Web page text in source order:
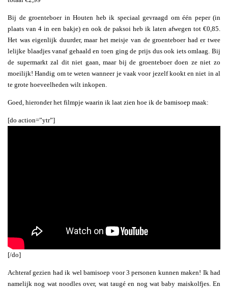
Bij de groenteboer in Houten heb ik speciaal gevraagd om één peper (in
plaats van 4 in een bakje) en ook de paksoi heb ik laten afwegen tot €0,85.
Het was eigenlijk duurder, maar het meisje van de groenteboer had er twee
lelijke blaadjes vanaf gehaald en toen ging de prijs dus ook iets omlaag. Bij
de supermarkt zal dit niet gaan, maar bij de groenteboer doen ze niet zo
moeilijk! Handig om te weten wanneer je vaak voor jezelf kookt en niet in al
te grote hoeveelheden wilt inkopen.
Goed, hieronder het filmpje waarin ik laat zien hoe ik de bamisoep maak:
[do action=”ytr”]
[/do]
Achteraf gezien had ik wel bamisoep voor 3 personen kunnen maken! Ik had
namelijk nog wat noodles over, wat taugé en nog wat baby maiskolfjes. En